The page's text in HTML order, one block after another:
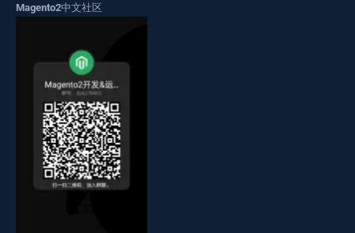
Magento2中文社区